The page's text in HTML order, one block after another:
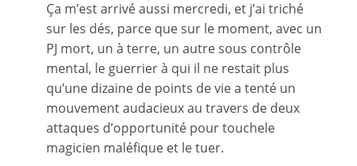
Ça m’est arrivé aussi mercredi, et j’ai triché
sur les dés, parce que sur le moment, avec un
PJ mort, un à terre, un autre sous contrôle
mental, le guerrier à qui il ne restait plus
qu’une dizaine de points de vie a tenté un
mouvement audacieux au travers de deux
attaques d’opportunité pour touchele
magicien maléfique et le tuer.